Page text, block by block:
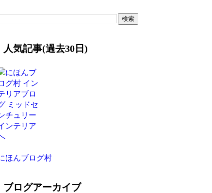
人気記事(過去30日)
ほんブログ村
ブログアーカイブ